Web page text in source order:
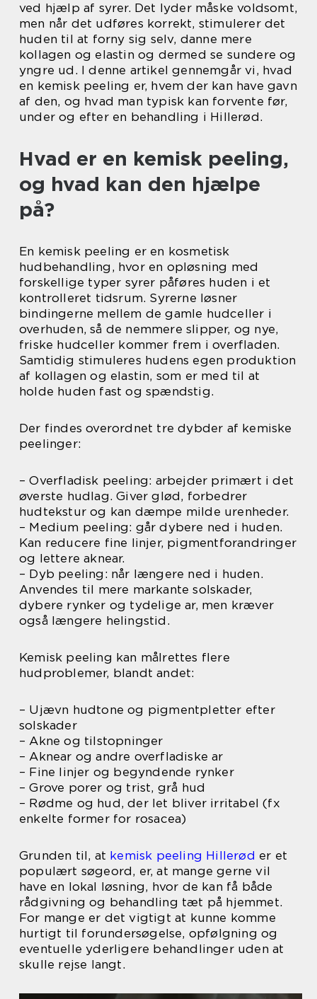
ved hjælp af syrer. Det lyder måske voldsomt,
men når det udføres korrekt, stimulerer det
huden til at forny sig selv, danne mere
kollagen og elastin og dermed se sundere og
yngre ud. I denne artikel gennemgår vi, hvad
en kemisk peeling er, hvem der kan have gavn
af den, og hvad man typisk kan forvente før,
under og efter en behandling i Hillerød.
Hvad er en kemisk peeling,
og hvad kan den hjælpe
på?
En kemisk peeling er en kosmetisk
hudbehandling, hvor en opløsning med
forskellige typer syrer påføres huden i et
kontrolleret tidsrum. Syrerne løsner
bindingerne mellem de gamle hudceller i
overhuden, så de nemmere slipper, og nye,
friske hudceller kommer frem i overfladen.
Samtidig stimuleres hudens egen produktion
af kollagen og elastin, som er med til at
holde huden fast og spændstig.
Der findes overordnet tre dybder af kemiske
peelinger:
– Overfladisk peeling: arbejder primært i det
øverste hudlag. Giver glød, forbedrer
hudtekstur og kan dæmpe milde urenheder.
– Medium peeling: går dybere ned i huden.
Kan reducere fine linjer, pigmentforandringer
og lettere aknear.
– Dyb peeling: når længere ned i huden.
Anvendes til mere markante solskader,
dybere rynker og tydelige ar, men kræver
også længere helingstid.
Kemisk peeling kan målrettes flere
hudproblemer, blandt andet:
– Ujævn hudtone og pigmentpletter efter
solskader
– Akne og tilstopninger
– Aknear og andre overfladiske ar
– Fine linjer og begyndende rynker
– Grove porer og trist, grå hud
– Rødme og hud, der let bliver irritabel (fx
enkelte former for rosacea)
Grunden til, at kemisk peeling Hillerød er et
populært søgeord, er, at mange gerne vil
have en lokal løsning, hvor de kan få både
rådgivning og behandling tæt på hjemmet.
For mange er det vigtigt at kunne komme
hurtigt til forundersøgelse, opfølgning og
eventuelle yderligere behandlinger uden at
skulle rejse langt.